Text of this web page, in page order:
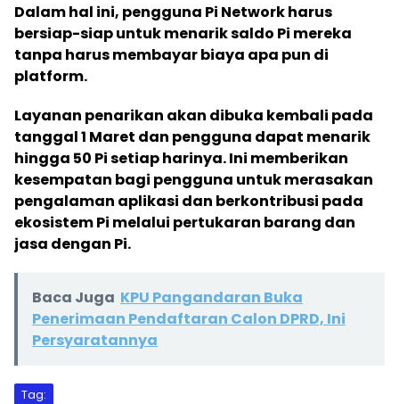
Dalam hal ini, pengguna Pi Network harus
bersiap-siap untuk menarik saldo Pi mereka
tanpa harus membayar biaya apa pun di
platform.
Layanan penarikan akan dibuka kembali pada
tanggal 1 Maret dan pengguna dapat menarik
hingga 50 Pi setiap harinya. Ini memberikan
kesempatan bagi pengguna untuk merasakan
pengalaman aplikasi dan berkontribusi pada
ekosistem Pi melalui pertukaran barang dan
jasa dengan Pi.
Baca Juga KPU Pangandaran Buka
Penerimaan Pendaftaran Calon DPRD, Ini
Persyaratannya
Tag: